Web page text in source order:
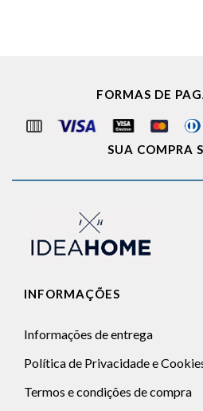
FORMAS DE
SUA COMPRA
INFORMAÇÕES
Informações de entrega
Política de Privacidade e
Termos e condições de compra